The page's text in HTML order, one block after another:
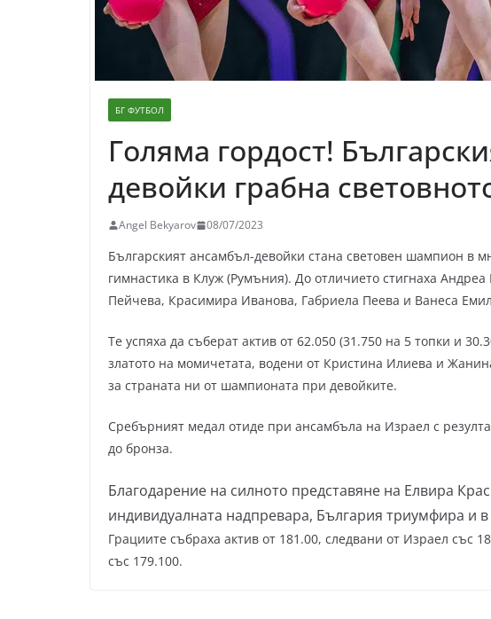
БГ ФУТБОЛ
Голяма гордост!
девойки грабна
Angel Bekyarov 08/07/2023
Българският ансамбъл-девойки стана световен шампион в
гимнастика в Клуж (Румъния). До отличието стигнаха
Пейчева, Красимира Иванова, Габриела Пеева и Ванеса
Те успяха да съберат актив от 62.050 (31.750 на 5 топки и
златото на момичетата, водени от Кристина Илиева и
за страната ни от шампионата при девойките.
Сребърният медал отиде при ансамбъла на Израел с
до бронза.
Благодарение на силното представяне на Елвира
индивидуалната надпревара, България триумфира и
Грациите събраха актив от 181.00, следвани от Израел със
със 179.100.